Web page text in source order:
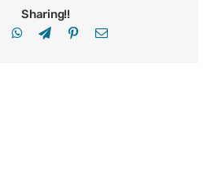
Sharing!!
FacebookWhatsApp
TelegramPinterestEmail